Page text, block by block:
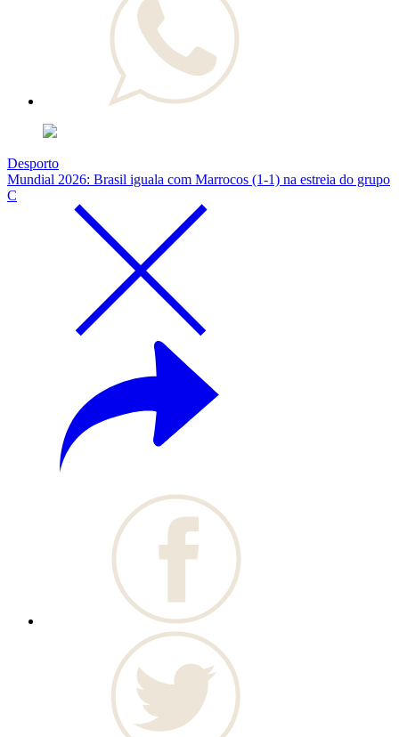
Desporto
Mundial 2026: Brasil iguala com Marrocos (1-1) na estreia do grupo
C